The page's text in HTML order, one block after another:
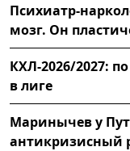
Психиатр-
мозг. Он
КХЛ-2026/2027:
в лиге
Маринычев у
антикризисный